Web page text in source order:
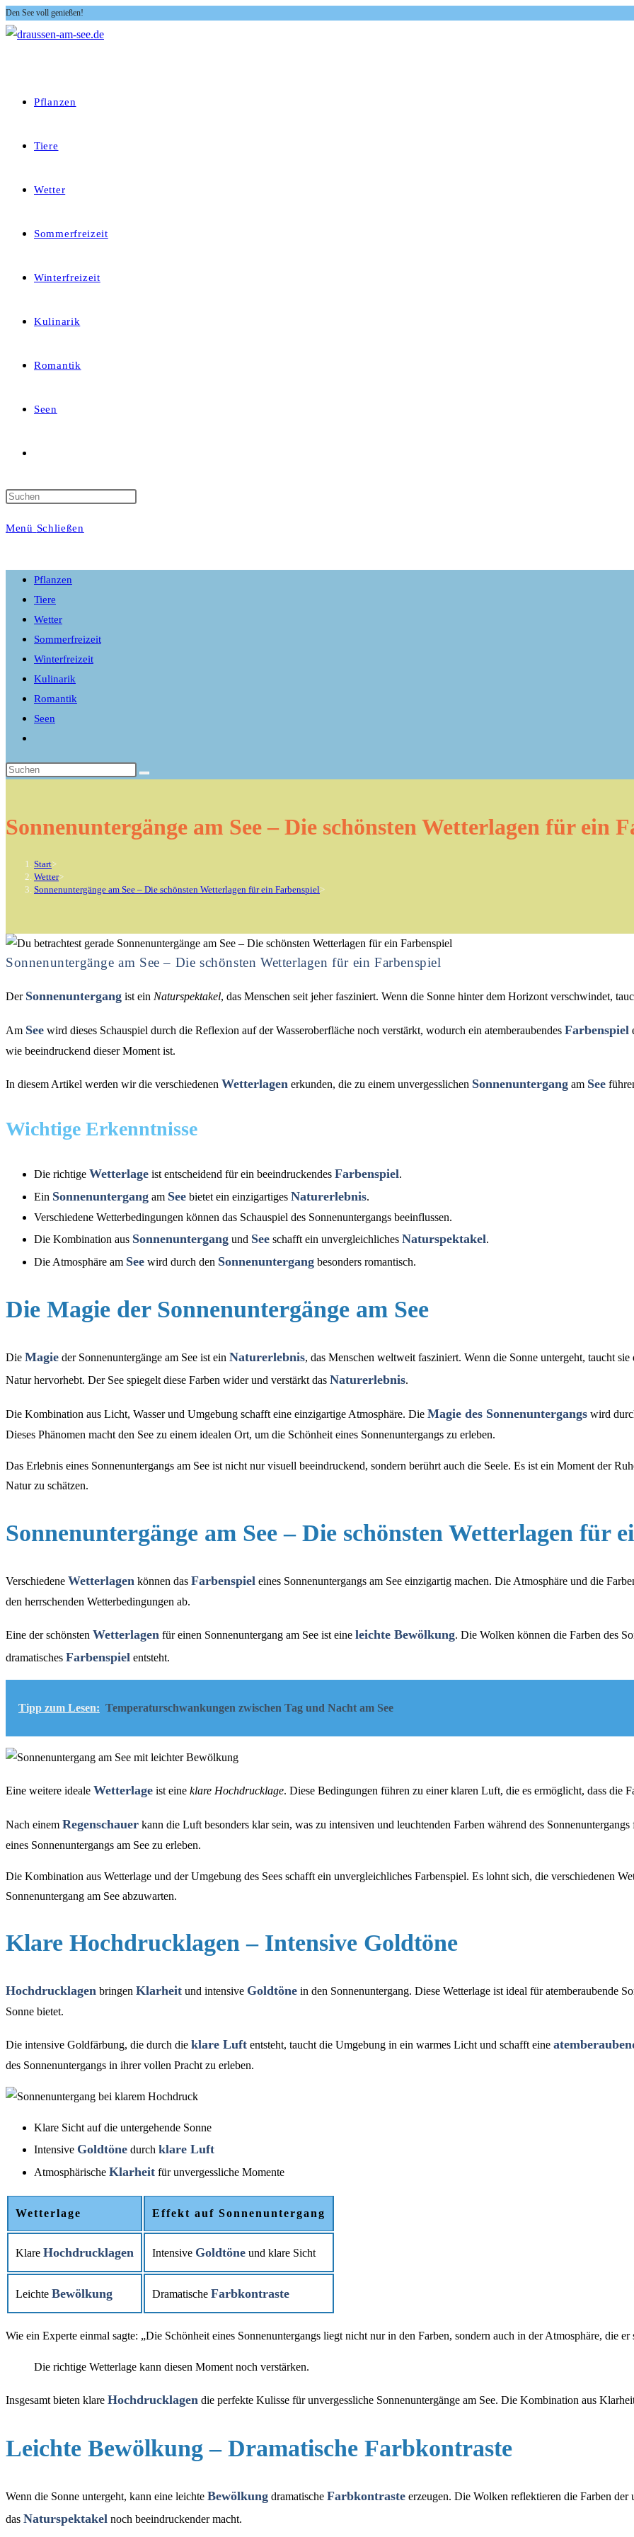
Zum
Inhalt
Den See voll genießen!
Pflanzen
Tiere
Wetter
Sommerfreizeit
Winterfreizeit
Kulinarik
Romantik
Seen
Suche
Menü Schließen
Pflanzen
Tiere
Wetter
Sommerfreizeit
Winterfreizeit
Kulinarik
Romantik
Seen
umschalten
Sonnenuntergänge am See – Die schönsten Wetterlagen für ein
Start>
Wetter>
Sonnenuntergänge am See – Die schönsten Wetterlagen für ein Farbenspiel>
Sonnenuntergänge am See – Die schönsten Wetterlagen für ein Farbenspiel
Der Sonnenuntergang ist ein Naturspektakel, das Menschen seit jeher fasziniert. Wenn die Sonne hinter dem Horizont verschwindet,
Am See wird dieses Schauspiel durch die Reflexion auf der Wasseroberfläche noch verstärkt, wodurch ein atemberaubendes Farbenspiel
wie beeindruckend dieser Moment ist.
In diesem Artikel werden wir die verschiedenen Wetterlagen erkunden, die zu einem unvergesslichen Sonnenuntergang am See
Wichtige Erkenntnisse
Die richtige Wetterlage ist entscheidend für ein beeindruckendes Farbenspiel.
Ein Sonnenuntergang am See bietet ein einzigartiges Naturerlebnis.
Verschiedene Wetterbedingungen können das Schauspiel des Sonnenuntergangs beeinflussen.
Die Kombination aus Sonnenuntergang und See schafft ein unvergleichliches Naturspektakel.
Die Atmosphäre am See wird durch den Sonnenuntergang besonders romantisch.
Die Magie der Sonnenuntergänge am See
Die Magie der Sonnenuntergänge am See ist ein Naturerlebnis, das Menschen weltweit fasziniert. Wenn die Sonne untergeht, taucht
Natur hervorhebt. Der See spiegelt diese Farben wider und verstärkt das Naturerlebnis.
Die Kombination aus Licht, Wasser und Umgebung schafft eine einzigartige Atmosphäre. Die Magie des Sonnenuntergangs wird
Dieses Phänomen macht den See zu einem idealen Ort, um die Schönheit eines Sonnenuntergangs zu erleben.
Das Erlebnis eines Sonnenuntergangs am See ist nicht nur visuell beeindruckend, sondern berührt auch die Seele. Es ist ein Moment der
Natur zu schätzen.
Sonnenuntergänge am See – Die schönsten Wetterlagen für
Verschiedene Wetterlagen können das Farbenspiel eines Sonnenuntergangs am See einzigartig machen. Die Atmosphäre und die
den herrschenden Wetterbedingungen ab.
Eine der schönsten Wetterlagen für einen Sonnenuntergang am See ist eine leichte Bewölkung. Die Wolken können die Farben des
dramatisches Farbenspiel entsteht.
Tipp zum Lesen: Temperaturschwankungen zwischen Tag und Nacht am See
Eine weitere ideale Wetterlage ist eine klare Hochdrucklage. Diese Bedingungen führen zu einer klaren Luft, die es ermöglicht, dass die
Nach einem Regenschauer kann die Luft besonders klar sein, was zu intensiven und leuchtenden Farben während des
eines Sonnenuntergangs am See zu erleben.
Die Kombination aus Wetterlage und der Umgebung des Sees schafft ein unvergleichliches Farbenspiel. Es lohnt sich, die verschiedenen
Sonnenuntergang am See abzuwarten.
Klare Hochdrucklagen – Intensive Goldtöne
Hochdrucklagen bringen Klarheit und intensive Goldtöne in den Sonnenuntergang. Diese Wetterlage ist ideal für atemberaubende
Sonne bietet.
Die intensive Goldfärbung, die durch die klare Luft entsteht, taucht die Umgebung in ein warmes Licht und schafft eine
des Sonnenuntergangs in ihrer vollen Pracht zu erleben.
Klare Sicht auf die untergehende Sonne
Intensive Goldtöne durch klare Luft
Atmosphärische Klarheit für unvergessliche Momente
Wetterlage Effekt auf Sonnenuntergang
Klare Hochdrucklagen Intensive Goldtöne und klare Sicht
Leichte Bewölkung Dramatische Farbkontraste
Wie ein Experte einmal sagte: „Die Schönheit eines Sonnenuntergangs liegt nicht nur in den Farben, sondern auch in der Atmosphäre, die er
Die richtige Wetterlage kann diesen Moment noch verstärken.
Insgesamt bieten klare Hochdrucklagen die perfekte Kulisse für unvergessliche Sonnenuntergänge am See. Die Kombination aus
Leichte Bewölkung – Dramatische Farbkontraste
Wenn die Sonne untergeht, kann eine leichte Bewölkung dramatische Farbkontraste erzeugen. Die Wolken reflektieren die Farben der
das Naturspektakel noch beeindruckender macht.